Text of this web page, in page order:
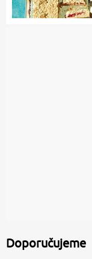
Doporučujeme